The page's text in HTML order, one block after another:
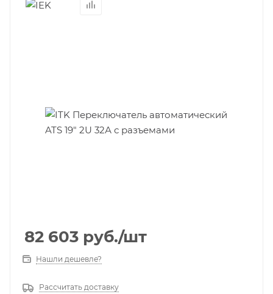
82 603 руб./шт
Нашли дешевле?
Рассчитать доставку